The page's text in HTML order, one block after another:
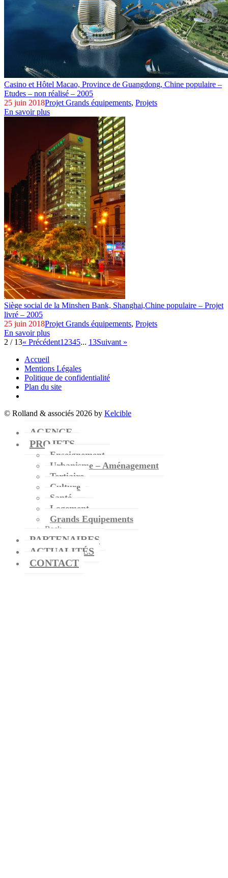
Casino et Hôtel Macao, Province de Guangdong, Chine populaire –
Etudes – non réalisé – 2005
25 juin 2018Projet Grands équipements, Projets
En savoir plus
Siège social de la Minshen Bank, Shanghai,Chine populaire – Projet
livré – 2005
25 juin 2018Projet Grands équipements, Projets
En savoir plus
2 / 13« Précédent1 2345... 13Suivant »
Accueil
Mentions Légales
Politique de confidentialité
Plan du site
© Rolland & associés 2026 by Kelcible
AGENCE
PROJETS
Enseignement
Urbanisme – Aménagement
Tertiaire
Culture
Santé
Logement
Grands Equipements
Back
PARTENAIRES
ACTUALITÉS
CONTACT